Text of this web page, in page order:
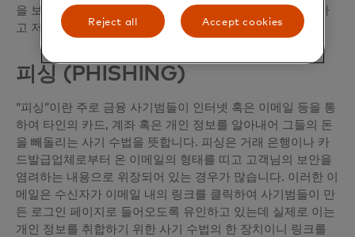
을 보관해야 합니다. 작성된 주문서 및 확인서 사본을 인쇄하
고 저장하십시오.
피싱 (PHISHING)
“피싱”이란 주로 금융 사기범들이 인터넷 혹은 이메일 등을 통
하여 타인의 카드, 계좌 혹은 개인 정보를 알아내어 그들의 돈
을 빼돌리는 사기 수법을 뜻합니다. 피싱은 거래 은행이나 카
드발급업체로부터 온 이메일의 형태를 띠고 고객님의 보안을
염려하는 내용으로 위장되어 있는 경우가 많습니다. 이러한 이
메일은 수신자가 이메일 내의 링크를 클릭하여 사기범들이 만
든 로그인 페이지로 들어오도록 유인하고 있는데 실제로 이는
개인 정보를 취합하기 위한 사기 수법의 한 장치이니 링크를
Reject all Accept cookies